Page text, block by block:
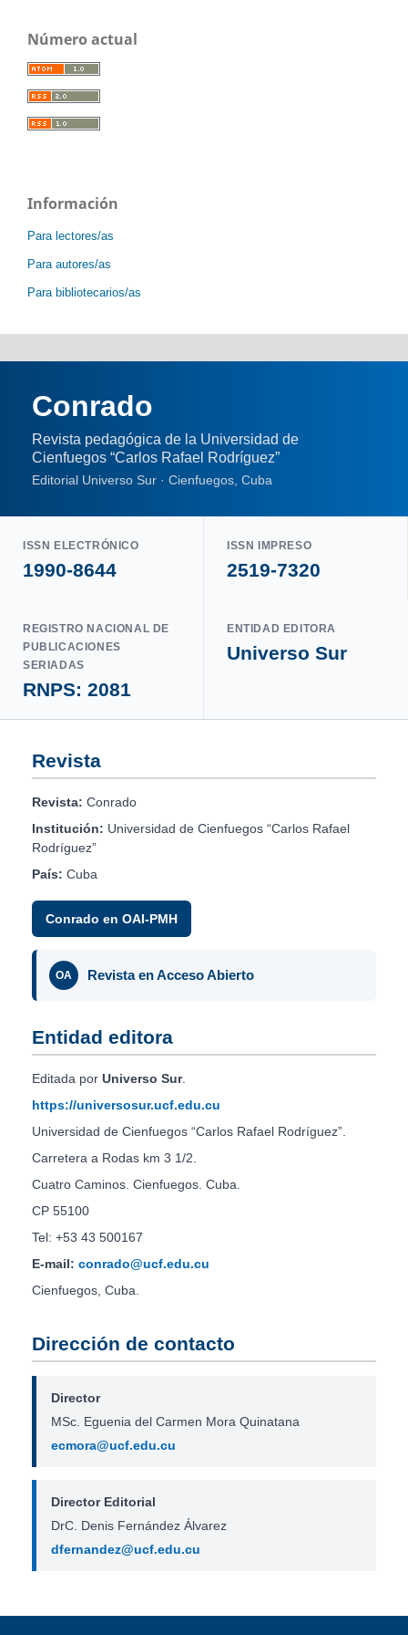
Número actual
Información
Para lectores/as
Para autores/as
Para bibliotecarios/as
Conrado
Revista pedagógica de la Universidad de
Cienfuegos “Carlos Rafael Rodríguez”
Editorial Universo Sur · Cienfuegos, Cuba
ISSN ELECTRÓNICO
1990-8644
ISSN IMPRESO
2519-7320
REGISTRO NACIONAL DE
PUBLICACIONES
SERIADAS
RNPS: 2081
ENTIDAD EDITORA
Universo Sur
Revista
Revista: Conrado
Institución: Universidad de Cienfuegos “Carlos Rafael
Rodríguez”
País: Cuba
Conrado en OAI-PMH
OA Revista en Acceso Abierto
Entidad editora
Editada por Universo Sur.
https://universosur.ucf.edu.cu
Universidad de Cienfuegos “Carlos Rafael Rodríguez”.
Carretera a Rodas km 3 1/2.
Cuatro Caminos. Cienfuegos. Cuba.
CP 55100
Tel: +53 43 500167
E-mail: conrado@ucf.edu.cu
Cienfuegos, Cuba.
Dirección de contacto
Director
MSc. Eguenia del Carmen Mora Quinatana
ecmora@ucf.edu.cu
Director Editorial
DrC. Denis Fernández Álvarez
dfernandez@ucf.edu.cu